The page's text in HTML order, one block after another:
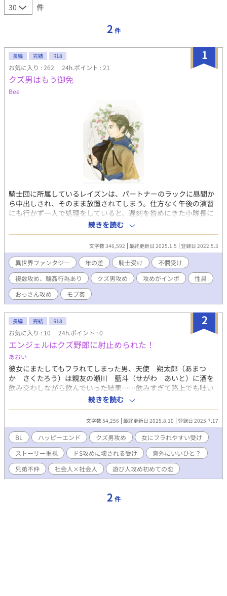
件
2 件
1
長編 完結 R18
お気に入り : 262 24h.ポイント : 21
クズ男はもう御免
Bee
騎士団に所属しているレイズンは、パートナーのラックに昼間か
ら中出しされ、そのまま放置されてしまう。仕方なく午後の演習
にも行かず一人で処理をしていると、遅刻を咎めにきた小隊長に
その姿を見られてしまい、なぜだか小隊長が処理を手伝ってくれ
ることに。 騎士ラック（クズ、子爵家三男）×平騎士レイズン
（25才）の話から始まります。 恋人であるラックに裏切られ、失
意の中辿り着いた元上官の小隊長ハクラシス（55才、ヒゲ、イケ
オジ、結婚歴あり）の元で癒やされたレイズンが彼に恋をし、そ
の恋心をなんとか成就させようと奮闘するお話です。 無理矢理や
輪姦表現、複数攻めありなので、苦手な方は注意してください。
※今回はR18内容のあるページに印をつけておりません。予告な
しに性的描写が入ります。 他サイトでも投稿しています。 本編完
続きを読む
文字数 346,592 最終更新日 2025.1.5 登録日 2022.5.3
異世界ファンタジー 年の差 騎士受け
不憫受け
複数攻め、輪姦行為あり
クズ男攻め 攻めがインポ
性具
おっさん攻め
モブ姦
2
長編 完結 R18
お気に入り : 10 24h.ポイント : 0
エンジェルはクズ野郎に射止められた！
あおい
彼女にまたしてもフラれてしまった男、天使 朔太郎（あまつ
か さくたろう）は親友の瀬川 藍斗（せがわ あいと）に酒を
飲み交わしながら飲んでいった結果……飲みすぎて路上でも吐い
てしまう。だが、藍斗はそんな親友など捨ておいて自宅で彼女と
ラブラブしていた。 ふらつく足取りの中で自分が撒き散らした吐
しゃ物をどうしようかと考えている時、一人の男が現れる。 その
人物は、藍斗とよく似ているが違った雰囲気を持った色男
で……。 女にフラれやすい男と優しいかと思えば実はクズな男の
はっちゃけラブコメディBL！ 性描写のシーンには＊を入れてあり
ます。ご注意ください！
続きを読む
文字数 54,256 最終更新日 2025.8.10 登録日 2025.7.17
BL ハッピーエンド クズ男攻め
女にフラれやすい受け
ストーリー重視
ドS攻めに壊される受け
意外にいいひと？
兄弟不仲
社会人×社会人 遊び人攻め初めての恋
2 件